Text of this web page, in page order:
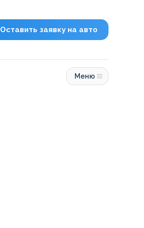
Оставить заявку на авто
Меню